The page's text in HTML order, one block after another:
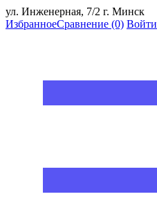
ул. Инженерная, 7/2 г. Минск
ИзбранноеСравнение (0) Войти